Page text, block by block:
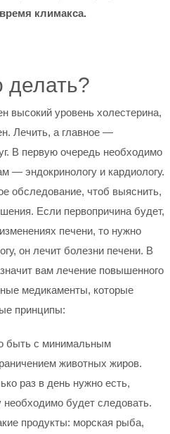
климакса.
делать?
высокий уровень холестерина,
Лечить, а главное —
В первую очередь необходимо
— эндокринологу и кардиологу.
обследование, чтоб выяснить,
Если первопричина будет,
печени, то нужно
он лечит болезни печени. В
вам лечение повышенного
медикаменты, которые
принципы:
быть с минимальным
животных жиров.
раз в день нужно есть,
необходимо будет следовать.
продукты: морская рыба,